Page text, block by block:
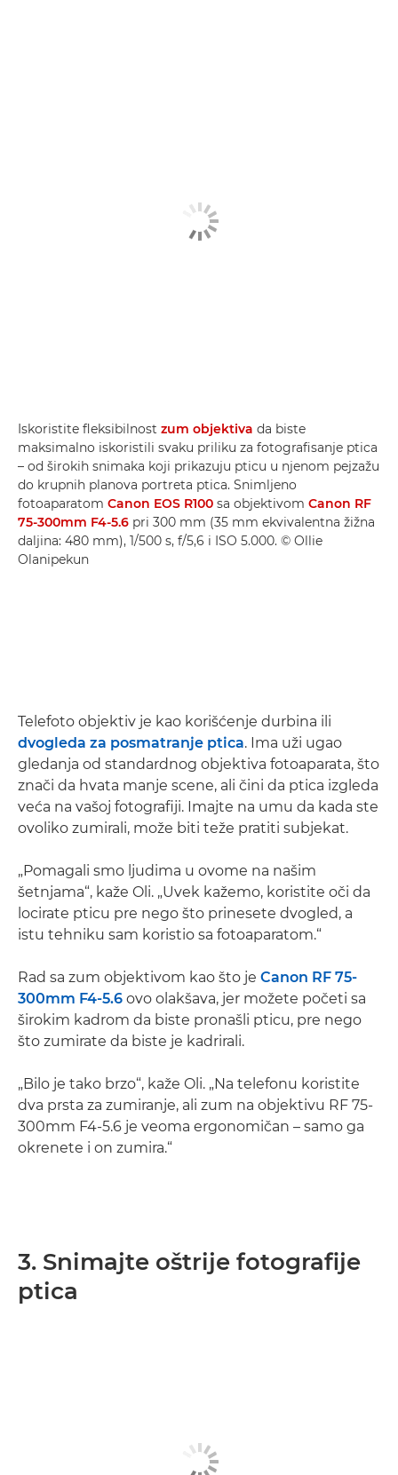
Iskoristite fleksibilnost zum objektiva da biste
maksimalno iskoristili svaku priliku za fotografisanje ptica
– od širokih snimaka koji prikazuju pticu u njenom pejzažu
do krupnih planova portreta ptica. Snimljeno
fotoaparatom Canon EOS R100 sa objektivom Canon RF
75-300mm F4-5.6 pri 300 mm (35 mm ekvivalentna žižna
daljina: 480 mm), 1/500 s, f/5,6 i ISO 5.000. © Ollie
Olanipekun
Telefoto objektiv je kao korišćenje durbina ili
dvogleda za posmatranje ptica. Ima uži ugao
gledanja od standardnog objektiva fotoaparata, što
znači da hvata manje scene, ali čini da ptica izgleda
veća na vašoj fotografiji. Imajte na umu da kada ste
ovoliko zumirali, može biti teže pratiti subjekat.
„Pomagali smo ljudima u ovome na našim
šetnjama“, kaže Oli. „Uvek kažemo, koristite oči da
locirate pticu pre nego što prinesete dvogled, a
istu tehniku sam koristio sa fotoaparatom.“
Rad sa zum objektivom kao što je Canon RF 75-
300mm F4-5.6 ovo olakšava, jer možete početi sa
širokim kadrom da biste pronašli pticu, pre nego
što zumirate da biste je kadrirali.
„Bilo je tako brzo“, kaže Oli. „Na telefonu koristite
dva prsta za zumiranje, ali zum na objektivu RF 75-
300mm F4-5.6 je veoma ergonomičan – samo ga
okrenete i on zumira.“
3. Snimajte oštrije fotografije
ptica